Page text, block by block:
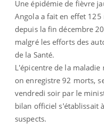
Une épidémie de fièvre
Angola a fait en effet
depuis la fin décembre
malgré les efforts des
de la Santé.
L'épicentre de la maladie
on enregistre 92 morts,
vendredi soir par le
bilan officiel s'établissait
suspects.